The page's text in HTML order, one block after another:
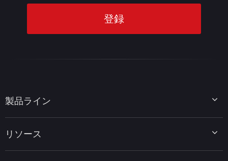
製品ライン
MiniTool Power Data Recovery
リソース